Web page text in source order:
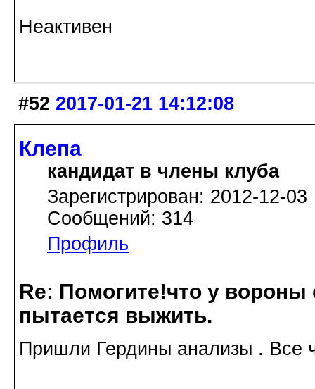
Неактивен
#52 2017-01-21 14:12:08
Клепа
кандидат в члены клуба
Зарегистрирован: 2012-12-03
Сообщений: 314
Профиль
Re: Помогите!что у
пытается выжить.
Пришли Гердины анализы . Все